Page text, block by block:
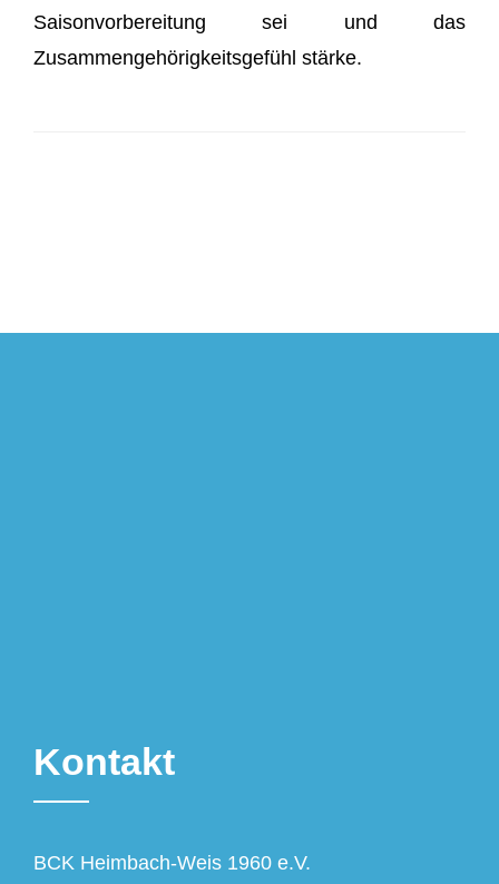
Saisonvorbereitung sei und das
Zusammengehörigkeitsgefühl stärke.
Kontakt
BCK Heimbach-Weis 1960 e.V.